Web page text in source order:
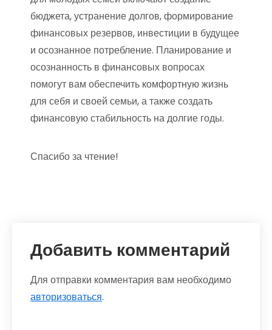
бюджета, устранение долгов, формирование
финансовых резервов, инвестиции в будущее
и осознанное потребление. Планирование и
осознанность в финансовых вопросах
помогут вам обеспечить комфортную жизнь
для себя и своей семьи, а также создать
финансовую стабильность на долгие годы.
Спасибо за чтение!
Добавить комментарий
Для отправки комментария вам необходимо
авторизоваться.